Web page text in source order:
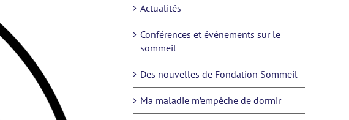
Actualités
Conférences et événements sur le
sommeil
Des nouvelles de Fondation Sommeil
Ma maladie m’empêche de dormir